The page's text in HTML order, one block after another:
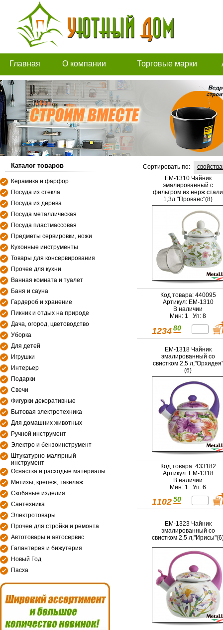
Главная О компании Торговые марки
Каталог товаров
Керамика и фарфор
Посуда из стекла
Посуда из дерева
Посуда металлическая
Посуда пластмассовая
Предметы сервировки, ножи
Кухонные инструменты
Товары для консервирования
Прочее для кухни
Ванная комната и туалет
Баня и сауна
Гардероб и хранение
Пикник и отдых на природе
Дача, огород, цветоводство
Уборка
Для детей
Игрушки
Интерьер
Подарки
Свечи
Фигурки декоративные
Бытовая электротехника
Для домашних животных
Ручной инструмент
Электро и бензоинструмент
Штукатурно-малярный
инструмент
Оснастка и расходые материалы
Метизы, крепеж, такелаж
Скобяные изделия
Сантехника
Электротовары
Прочее для стройки и ремонта
Автотовары и автосервис
Галантерея и бижутерия
Новый Год
Пасха
Сортировать по:
EM-1310 Чайник
эмалированный с
фильтром из нерж.стали
1,3л "Прованс"(8)
Код товара: 440095
Артикул: EM-1310
В наличии
Мин: 1 Уп: 8
1234 80
EM-1318 Чайник
эмалированный со
свистком 2,5 л,"Орхидея"
(6)
Код товара: 433182
Артикул: EM-1318
В наличии
Мин: 1 Уп: 6
1102 50
EM-1323 Чайник
эмалированный со
свистком 2,5